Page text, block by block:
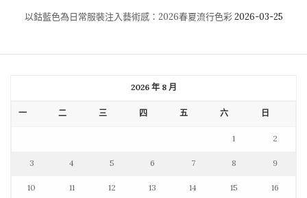
以鈷藍色為日常服裝注入藝術感：2026春夏流行色彩 2026-03-25
2026 年 8 月
一 二 三 四 五 六 日
1 2
3 4 5 6 7 8 9
10 11 12 13 14 15 16